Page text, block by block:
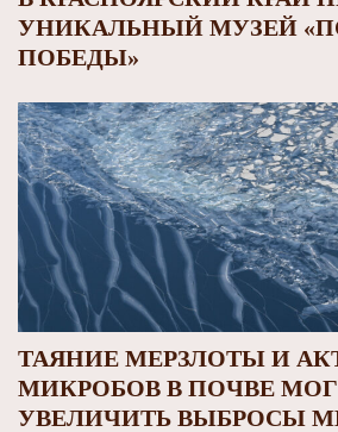
УНИКАЛЬНЫЙ МУЗЕЙ
ПОБЕДЫ»
ТАЯНИЕ МЕРЗЛОТЫ И
МИКРОБОВ В ПОЧВЕ
УВЕЛИЧИТЬ ВЫБРОСЫ